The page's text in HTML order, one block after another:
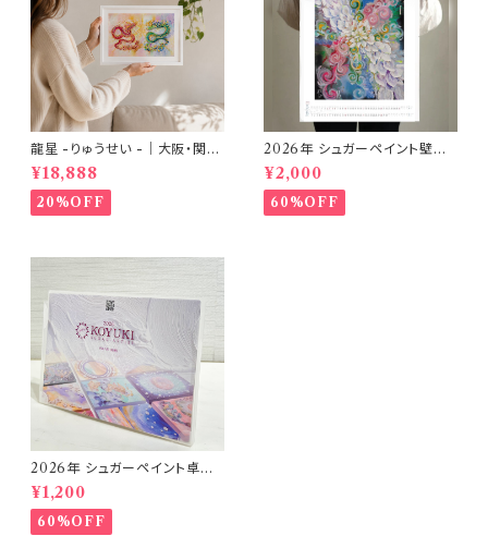
龍星 -りゅうせい -｜大阪・関西
万博展示作品 A4アートプリン
ト・額装
¥18,888
20%OFF
2026年 シュガーペイント壁掛
けカレンダー
¥2,000
60%OFF
2026年 シュガーペイント卓上
カレンダー
¥1,200
60%OFF